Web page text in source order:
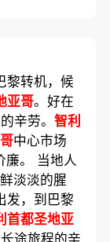
黎转机，候
亚哥。好在
辛劳。 智利
中心市场
廉。 当地人
淡淡的腥
发，到巴黎
首都圣地亚